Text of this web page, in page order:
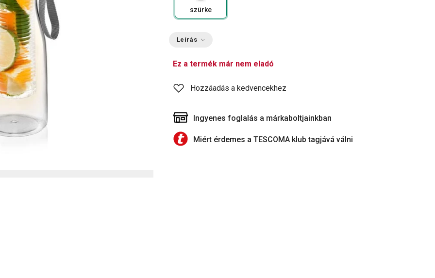
szürke
Leírás
Ez a termék már nem eladó
Hozzáadás a kedvencekhez
Ingyenes foglalás a márkaboltjainkban
Miért érdemes a TESCOMA klub tagjává válni